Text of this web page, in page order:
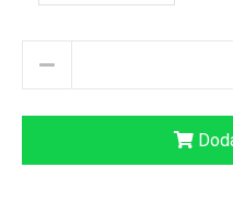
Love motivi